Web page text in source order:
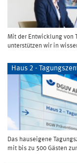
Mit der Entwicklung von
unterstützen wir in
Haus 2 -
Das hauseigene
mit bis zu 500 Gästen